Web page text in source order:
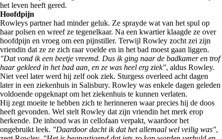
het leven heeft gered.
Hoofdpijn
Rowleys partner had minder geluk. Ze sprayde wat van het spul op
haar polsen en wreef ze tegenelkaar. Na een kwartier klaagde ze over
hoofdpijn en vroeg om een pijnstiller. Terwijl Rowley zocht zei zijn
vriendin dat ze ze zich raar voelde en in het bad moest gaan liggen.
"Dat vond ik een beetje vreemd. Dus ik ging naar de badkamer en trof
haar gekleed in het bad aan, en ze was heel erg ziek", aldus Rowley.
Niet veel later werd hij zelf ook ziek. Sturgess overleed acht dagen
later in een ziekenhuis in Salisbury. Rowley was enkele dagen geleden
voldoende opgeknapt om het ziekenhuis te kunnen verlaten.
Hij zegt moeite te hebben zich te herinneren waar precies hij de doos
heeft gevonden. Wel stelt Rowley dat zijn vriendin het merk erop
herkende. De inhoud was in cellofaan verpakt, waardoor het
ongebruikt leek. "Daardoor dacht ik dat het allemaal wel veilig was",